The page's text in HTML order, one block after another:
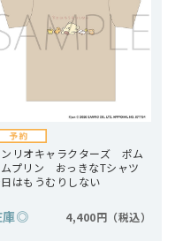
リオキャラクターズ ポム
プリン おっきなTシャツ
はもうむりしない
◎ 4,400円